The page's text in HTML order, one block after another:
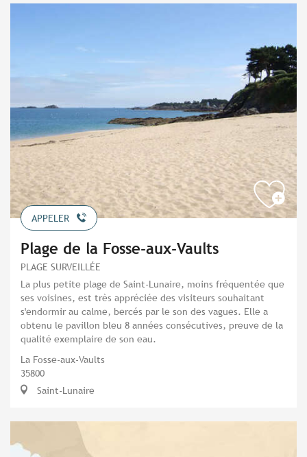
APPELER
Plage de la Fosse-aux-Vaults
PLAGE SURVEILLÉE
La plus petite plage de Saint-Lunaire, moins fréquentée que
ses voisines, est très appréciée des visiteurs souhaitant
s'endormir au calme, bercés par le son des vagues. Elle a
obtenu le pavillon bleu 8 années consécutives, preuve de la
qualité exemplaire de son eau.
La Fosse-aux-Vaults
35800
Saint-Lunaire